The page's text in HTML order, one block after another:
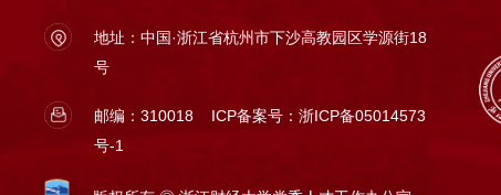
地址：中国·浙江省杭州市下沙高教园区学源街18
号
邮编：310018 ICP备案号：浙ICP备05014573
号-1